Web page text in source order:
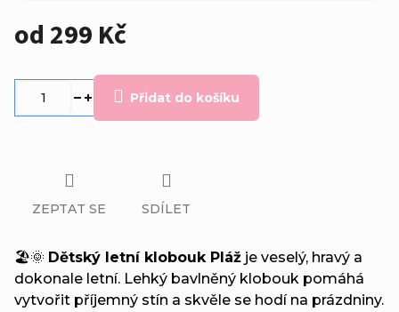
od 299 Kč
Přidat do košíku
🏖️🌞 Dětský letní klobouk Pláž je veselý, hravý a
dokonale letní. Lehký bavlněný klobouk pomáhá
vytvořit příjemný stín a skvěle se hodí na prázdniny.
ZEPTAT SE SDÍLET